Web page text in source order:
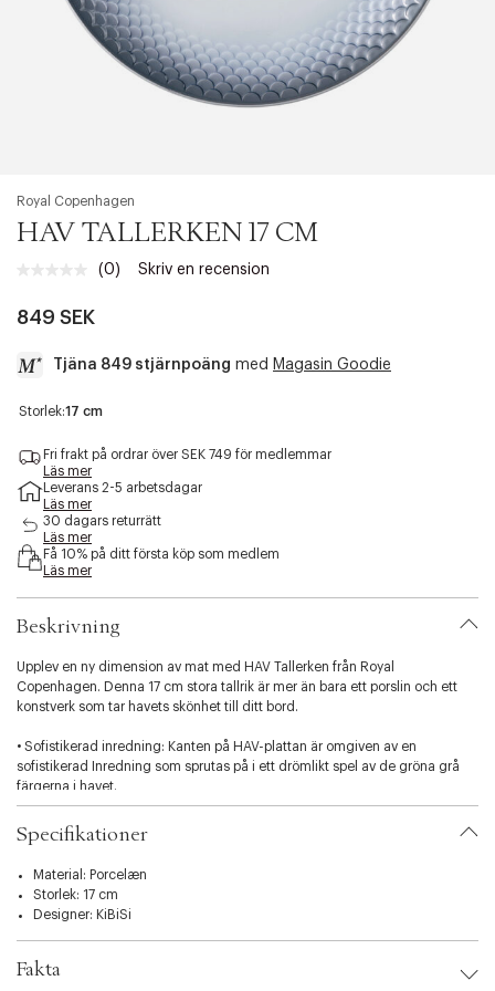
Royal Copenhagen
HAV TALLERKEN 17 CM
Inget
sida.
(0) Skriv en recension
849 SEK
Tjäna 849 stjärnpoäng med Magasin Goodie
a
c
s
b
i
t
.
v
a
i
a
t
i
o
.
s
e
c
Storlek:17 cm
Fri frakt på ordrar över SEK 749 för medlemmar
Läs mer
Leverans 2-5 arbetsdagar
Läs mer
30 dagars returrätt
Läs mer
Få 10% på ditt första köp som medlem
Läs mer
Beskrivning
Upplev en ny dimension av mat med HAV Tallerken från Royal
Copenhagen. Denna 17 cm stora tallrik är mer än bara ett porslin och ett
konstverk som tar havets skönhet till ditt bord.
• Sofistikerad inredning: Kanten på HAV-plattan är omgiven av en
sofistikerad Inredning som sprutas på i ett drömlikt spel av de gröna grå
färgerna i havet.
• Organisk levande taktilitet: Färgerna flyter över subtila fiskskalor och
ramar in maten som serveras vackert, vilket skapar en organiskt livlig
taktilitet för alla måltider.
• Funktionell och vacker: Det speciella djupet vid kanten av varje fiskskala
betonar tallrikens funktionalitet och skönhet.
HAV Tallerken är gjord av vitt porslin, känt för sin hållbarhet och elegans.
Specifikationer
Material: Porcelæn
Storlek: 17 cm
Designer: KiBiSi
Fakta